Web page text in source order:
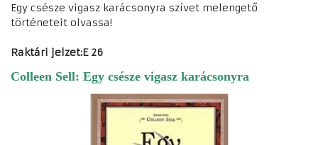
Colleen Sell: Egy csésze vigasz karácsonyra
Egy csésze vigasz karácsonyra szívet melengető
történeteit olvassa!
Raktári jelzet:E 26